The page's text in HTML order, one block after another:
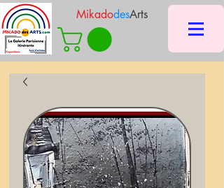
MikadodesArts